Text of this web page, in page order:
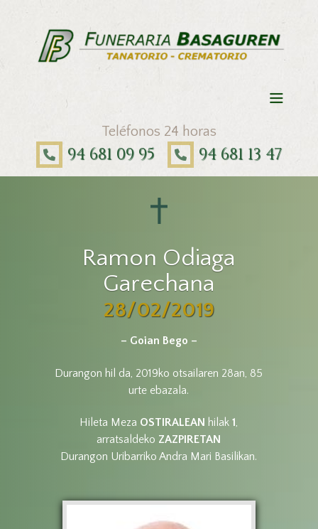
Teléfonos 24 horas
94 681 09 95 94 681 13 47
Ramon Odiaga
Garechana
28/02/2019
– Goian Bego –
Durangon hil da, 2019ko otsailaren 28an, 85
urte ebazala.
Hileta Meza OSTIRALEAN hilak1,
arratsaldeko ZAZPIRETAN
Durangon Uribarriko Andra Mari Basilikan.